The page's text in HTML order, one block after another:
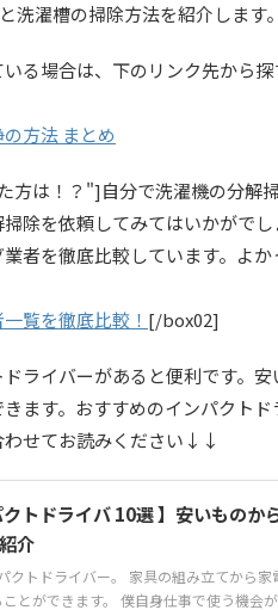
洗濯槽の掃除方法を紹介します。
る場合は、下のリンク先から
方法 まとめ
は！？"]自分で洗濯機の分解
除を依頼してみてはいかがでし
者を徹底比較しています。よ
覧を徹底比較！ [/box02]
ライバーがあると便利です。安
ます。おすすめのインパクト
わせてお読みください↓↓
クトドライバ 10選 】安いものか
介
クトドライバー。 家具の組み立てから家
とができます。 僕自身仕事で使う機会